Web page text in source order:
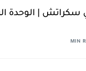
سكراتش | الوحدة